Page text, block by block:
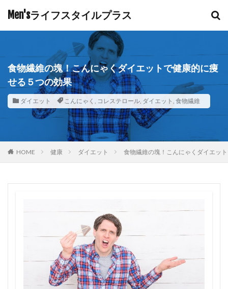
Men'sライフスタイルプラス
食物繊維の塊！こんにゃくダイエットで健康的に痩
せる５つの効果
ダイエット こんにゃく , コレステロール, ダイエット , 食物繊維
HOME 健康 ダイエット 食物繊維の塊！こんにゃくダイエッ